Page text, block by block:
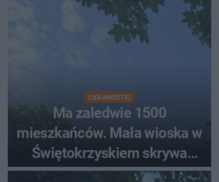
CIEKAWOSTKI
Ma zaledwie 1500
mieszkańców. Mała wioska w
Świętokrzyskiem skrywa
zabytki, bywał tu nawet król